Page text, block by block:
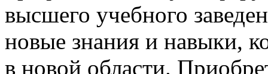
высшего учебного
новые знания и навыки,
в новой области.